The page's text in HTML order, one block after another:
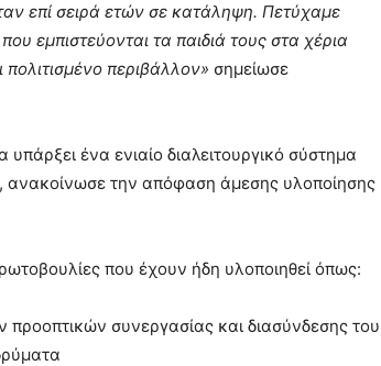
επί σειρά ετών σε κατάληψη. Πετύχαμε
εμπιστεύονται τα παιδιά τους στα χέρια
περιβάλλον» σημείωσε
ένα ενιαίο διαλειτουργικό σύστημα
την απόφαση άμεσης υλοποίησης
που έχουν ήδη υλοποιηθεί όπως:
συνεργασίας και διασύνδεσης του